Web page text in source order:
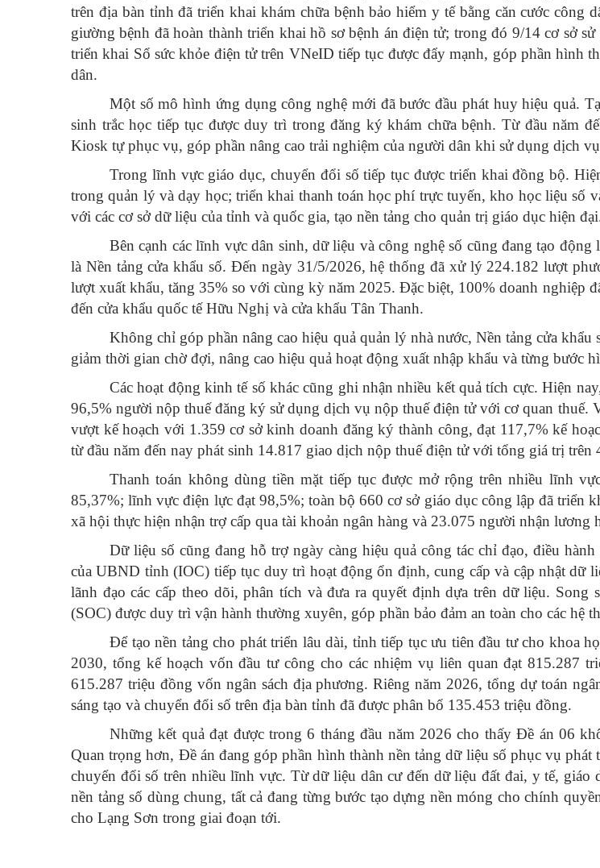
trên địa bàn tỉnh đã triển khai khám chữa bệnh bảo hiểm y tế bằng căn cước công
giường bệnh đã hoàn thành triển khai hồ sơ bệnh án điện tử; trong đó 9/14 cơ sở
triển khai Sổ sức khỏe điện tử trên VNeID tiếp tục được đẩy mạnh, góp phần hình
dân.
Một số mô hình ứng dụng công nghệ mới đã bước đầu phát huy hiệu quả.
sinh trắc học tiếp tục được duy trì trong đăng ký khám chữa bệnh. Từ đầu năm
Kiosk tự phục vụ, góp phần nâng cao trải nghiệm của người dân khi sử dụng dịch
Trong lĩnh vực giáo dục, chuyển đổi số tiếp tục được triển khai đồng bộ.
trong quản lý và dạy học; triển khai thanh toán học phí trực tuyến, kho học liệu số
với các cơ sở dữ liệu của tỉnh và quốc gia, tạo nền tảng cho quản trị giáo dục hiện
Bên cạnh các lĩnh vực dân sinh, dữ liệu và công nghệ số cũng đang tạo
là Nền tảng cửa khẩu số. Đến ngày 31/5/2026, hệ thống đã xử lý 224.182 lượt
lượt xuất khẩu, tăng 35% so với cùng kỳ năm 2025. Đặc biệt, 100% doanh nghiệp
đến cửa khẩu quốc tế Hữu Nghị và cửa khẩu Tân Thanh.
Không chỉ góp phần nâng cao hiệu quả quản lý nhà nước, Nền tảng cửa
giảm thời gian chờ đợi, nâng cao hiệu quả hoạt động xuất nhập khẩu và từng bước
Các hoạt động kinh tế số khác cũng ghi nhận nhiều kết quả tích cực. Hiện
96,5% người nộp thuế đăng ký sử dụng dịch vụ nộp thuế điện tử với cơ quan thuế.
vượt kế hoạch với 1.359 cơ sở kinh doanh đăng ký thành công, đạt 117,7% kế
từ đầu năm đến nay phát sinh 14.817 giao dịch nộp thuế điện tử với tổng giá trị trên
Thanh toán không dùng tiền mặt tiếp tục được mở rộng trên nhiều lĩnh
85,37%; lĩnh vực điện lực đạt 98,5%; toàn bộ 660 cơ sở giáo dục công lập đã triển
xã hội thực hiện nhận trợ cấp qua tài khoản ngân hàng và 23.075 người nhận lương
Dữ liệu số cũng đang hỗ trợ ngày càng hiệu quả công tác chỉ đạo, điều
của UBND tỉnh (IOC) tiếp tục duy trì hoạt động ổn định, cung cấp và cập nhật dữ
lãnh đạo các cấp theo dõi, phân tích và đưa ra quyết định dựa trên dữ liệu.
(SOC) được duy trì vận hành thường xuyên, góp phần bảo đảm an toàn cho các hệ
Để tạo nền tảng cho phát triển lâu dài, tỉnh tiếp tục ưu tiên đầu tư cho khoa
2030, tổng kế hoạch vốn đầu tư công cho các nhiệm vụ liên quan đạt 815.287
615.287 triệu đồng vốn ngân sách địa phương. Riêng năm 2026, tổng dự toán
sáng tạo và chuyển đổi số trên địa bàn tỉnh đã được phân bổ 135.453 triệu đồng.
Những kết quả đạt được trong 6 tháng đầu năm 2026 cho thấy Đề án 06
Quan trọng hơn, Đề án đang góp phần hình thành nền tảng dữ liệu số phục vụ
chuyển đổi số trên nhiều lĩnh vực. Từ dữ liệu dân cư đến dữ liệu đất đai, y tế,
nền tảng số dùng chung, tất cả đang từng bước tạo dựng nền móng cho chính
cho Lạng Sơn trong giai đoạn tới.